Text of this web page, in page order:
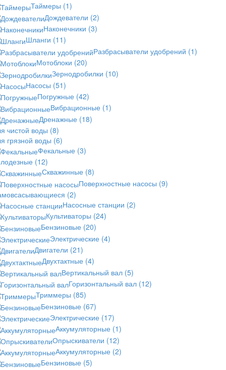
Таймеры (1)
Дождеватели (2)
Наконечники (3)
Шланги (11)
Разбрасыватели удобрений (1)
Мотоблоки (20)
Зернодробилки (10)
Насосы (51)
Погружные (42)
Вибрационные (1)
Дренажные (18)
чистой воды (8)
грязной воды (6)
Фекальные (3)
(12)
Скважинные (8)
Поверхностные насосы (9)
(2)
Насосные станции (2)
Культиваторы (24)
Бензиновые (20)
Электрические (4)
Двигатели (21)
Двухтактные (4)
Вертикальный вал (5)
Горизонтальный вал (12)
Триммеры (85)
Бензиновые (67)
Электрические (17)
Аккумуляторные (1)
Опрыскиватели (12)
Аккумуляторные (2)
Бензиновые (5)